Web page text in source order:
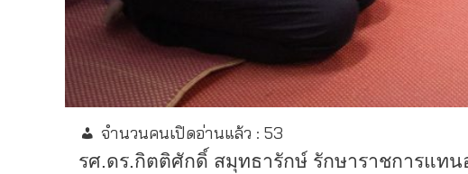
จำนวนคนเปิดอ่านแล้ว : 53
รศ.ดร.กิตติศักดิ์ สมุทธารักษ์ รักษาราชการแท